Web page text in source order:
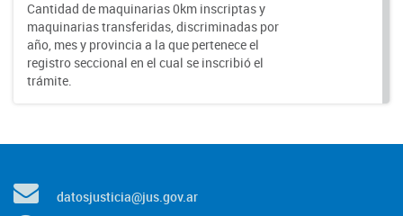
Cantidad de maquinarias 0km inscriptas y
maquinarias transferidas, discriminadas por
año, mes y provincia a la que pertenece el
registro seccional en el cual se inscribió el
trámite.
datosjusticia@jus.gov.ar